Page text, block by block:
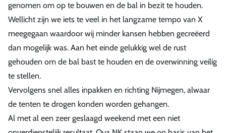
genomen om op te bouwen en de bal in bezit te houden.
Wellicht zijn we iets te veel in het langzame tempo van X
meegegaan waardoor wij minder kansen hebben gecreëerd
dan mogelijk was. Aan het einde gelukkig wel de rust
gehouden om de bal bast te houden en de overwinning veilig
te stellen.
Vervolgens snel alles inpakken en richting Nijmegen, alwaar
de tenten te drogen konden worden gehangen.
Al met al een zeer geslaagd weekend met een niet